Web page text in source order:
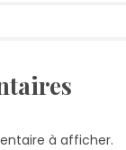
à afficher.